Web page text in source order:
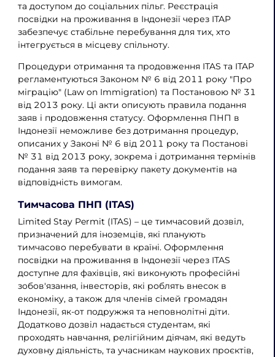
та доступом до соціальних пільг. Реєстрація
посвідки на проживання в Індонезії через ITAP
забезпечує стабільне перебування для тих, хто
інтегрується в місцеву спільноту.
Процедури отримання та продовження ITAS та ITAP
регламентуються Законом № 6 від 2011 року "Про
міграцію" (Law on Immigration) та Постановою № 31
від 2013 року. Ці акти описують правила подання
заяв і продовження статусу. Оформлення ПНП в
Індонезії неможливе без дотримання процедур,
описаних у Законі № 6 від 2011 року та Постанові
№ 31 від 2013 року, зокрема і дотримання термінів
подання заяв та перевірку пакету документів на
відповідність вимогам.
Тимчасова ПНП (ITAS)
Limited Stay Permit (ITAS) – це тимчасовий дозвіл,
призначений для іноземців, які планують
тимчасово перебувати в країні. Оформлення
посвідки на проживання в Індонезії через ITAS
доступне для фахівців, які виконують професійні
зобов'язання, інвесторів, які роблять внесок в
економіку, а також для членів сімей громадян
Індонезії, як-от подружжя та неповнолітні діти.
Додатково дозвіл надається студентам, які
проходять навчання, релігійним діячам, які ведуть
духовну діяльність, та учасникам наукових проєктів,